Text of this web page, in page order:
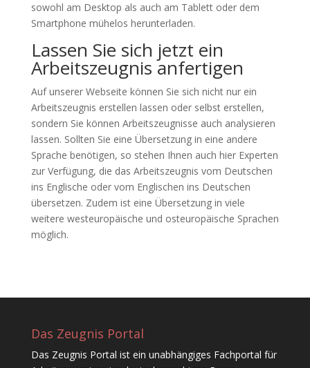
sowohl am Desktop als auch am Tablett oder dem
Smartphone mühelos herunterladen.
Lassen Sie sich jetzt ein
Arbeitszeugnis anfertigen
Auf unserer Webseite können Sie sich nicht nur ein
Arbeitszeugnis erstellen lassen oder selbst erstellen,
sondern Sie können Arbeitszeugnisse auch analysieren
lassen. Sollten Sie eine Übersetzung in eine andere
Sprache benötigen, so stehen Ihnen auch hier Experten
zur Verfügung, die das Arbeitszeugnis vom Deutschen
ins Englische oder vom Englischen ins Deutschen
übersetzen. Zudem ist eine Übersetzung in viele
weitere westeuropäische und osteuropäische Sprachen
möglich.
Das Zeugnis Portal
Das Zeugnis Portal ist ein unabhängiges Fachportal für